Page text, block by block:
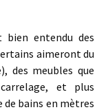
bien entendu des
aimeront du
des meubles que
et plus
bains en mètres